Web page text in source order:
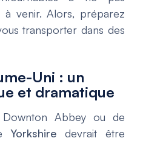
à venir. Alors, préparez
transporter dans des
Uni : un
et dramatique
Downton Abbey ou de
Yorkshire devrait être